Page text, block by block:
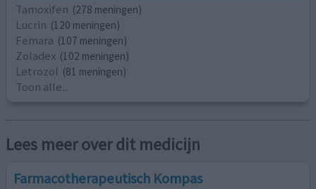
Tamoxifen (278 meningen)
Lucrin (120 meningen)
Femara (107 meningen)
Zoladex (102 meningen)
Letrozol (81 meningen)
Toon alle...
Lees meer over dit medicijn
Farmacotherapeutisch Kompas